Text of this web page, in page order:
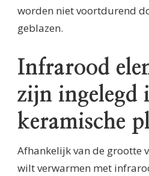
worden niet voortdurend
geblazen.
Infrarood
zijn ingelegd
keramische
Afhankelijk van de grootte
wilt verwarmen met